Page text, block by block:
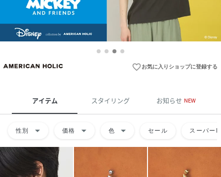
favorite_borderお気に入りショップに登録する
アイテム スタイリング お知らせ NEW
性別 arrow_drop_down 価格 arrow_drop_down 色 arrow_drop_down セール スーパー